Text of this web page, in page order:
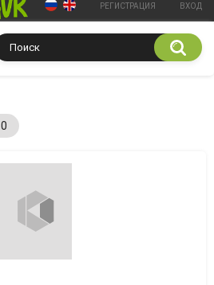
РЕГИСТРАЦИЯ ВХОД
0